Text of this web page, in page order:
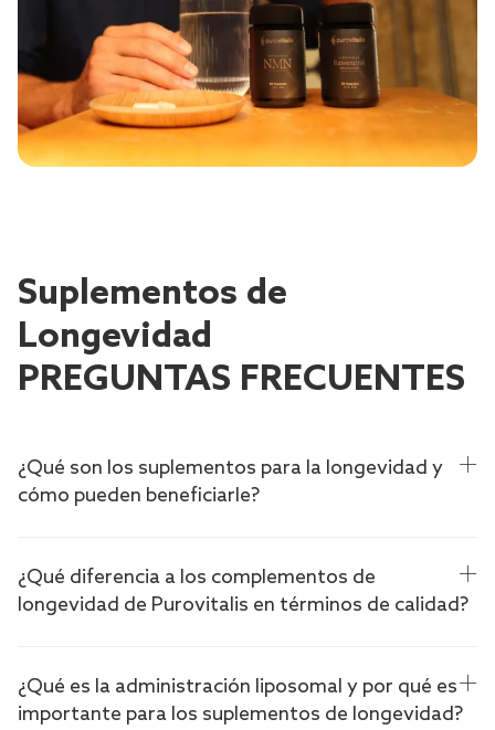
Suplementos de
Longevidad
PREGUNTAS FRECUENTES
¿Qué son los suplementos para la longevidad y
cómo pueden beneficiarle?
¿Qué diferencia a los complementos de
longevidad de Purovitalis en términos de calidad?
¿Qué es la administración liposomal y por qué es
importante para los suplementos de longevidad?